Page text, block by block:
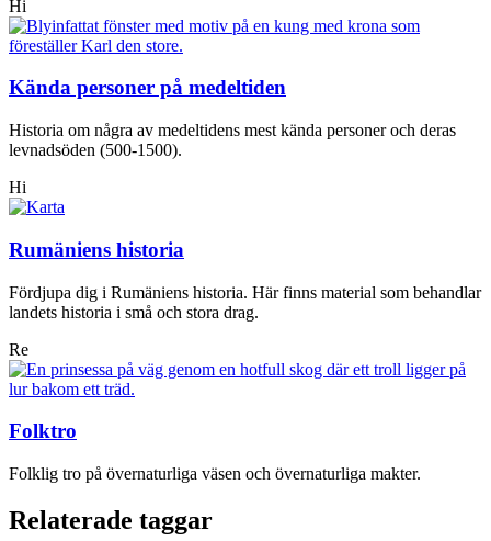
Hi
Kända personer på medeltiden
Historia om några av medeltidens mest kända personer och deras
levnadsöden (500-1500).
Hi
Rumäniens historia
Fördjupa dig i Rumäniens historia. Här finns material som behandlar
landets historia i små och stora drag.
Re
Folktro
Folklig tro på övernaturliga väsen och övernaturliga makter.
Relaterade taggar